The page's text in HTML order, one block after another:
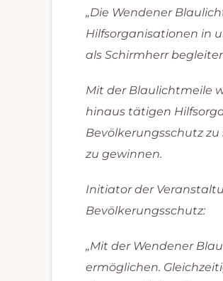
„Die Wendener
Hilfsorganisationen in
als Schirmherr
Mit der Blaulichtmeile
hinaus tätigen
Bevölkerungsschutz
zu gewinnen.
Initiator der
Bevölkerungsschutz:
„Mit der Wendener
ermöglichen.